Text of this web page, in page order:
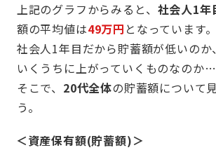
上記のグラフからみると、 社会人1年
額の平均値は49万円 となっています。
社会人1年目だから貯蓄額が低いのか
いくうちに上がっていくものなのか…
そこで、 20代全体の貯蓄額について
う。
＜資産保有額(貯蓄額)＞